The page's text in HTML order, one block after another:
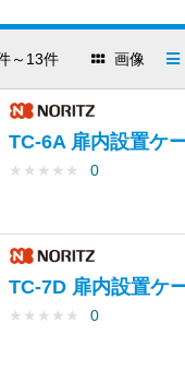
～13件 画像
TC-6A 扉内設置ケ
★ ★ ★ ★ ★ 0
TC-7D 扉内設置ケ
★ ★ ★ ★ ★ 0